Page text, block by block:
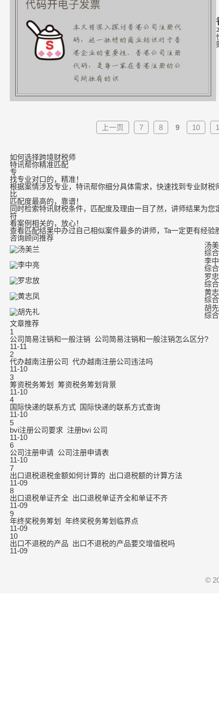
上一页 7 8 9 10
如何选择跨境财税师
特讯帮你精准匹配
专
找专业对口的，精准！
根据案情涉及专业，特讯帮你细分具体需求，快速找到专业财税
比
匹配度最高的，靠谱！
同时检索特讯财税条件，匹配度及理由一目了然，讲师结果为您
符
看案例相关的，放心！
查看匹配结果中办过自己相似案件最多的讲师，Ta一定更有经验
咨询顾问推荐
汤
综
李
综
罗
综
黄
综
胡
综
文章推荐
1
公司简易注销和一般注销_公司简易注销和一般注销怎么区分?
11-11
2
代办越南注册公司_代办越南注册公司违法吗
11-10
3
筹资税务筹划_筹资税务筹划背景
11-10
4
国际快递的联系方式_国际快递的联系方式查询
11-10
5
bvi注册公司要求_注册bvi 公司
11-10
6
公司注册申请_公司注册申请表
11-10
7
出口退税退税金额如何计算的_出口退税额的计算方法
11-09
8
出口退税单证齐全_出口退税单证齐全和单证不齐
11-09
9
年终奖税务筹划_年终奖税务筹划临界点
11-09
10
出口不退税的产品_出口不退税的产品要交增值税吗
11-09
©